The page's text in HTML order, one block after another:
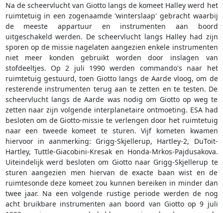
Na de scheervlucht van Giotto langs de komeet Halley werd het
ruimtetuig in een zogenaamde 'winterslaap' gebracht waarbij
de meeste appartuur en instrumenten aan boord
uitgeschakeld werden. De scheervlucht langs Halley had zijn
sporen op de missie nagelaten aangezien enkele instrumenten
niet meer konden gebruikt worden door inslagen van
stofdeeltjes. Op 2 juli 1990 werden commando's naar het
ruimtetuig gestuurd, toen Giotto langs de Aarde vloog, om de
resterende instrumenten terug aan te zetten en te testen. De
scheervlucht langs de Aarde was nodig om Giotto op weg te
zetten naar zijn volgende interplanetaire ontmoeting. ESA had
besloten om de Giotto-missie te verlengen door het ruimtetuig
naar een tweede komeet te sturen. Vijf kometen kwamen
hiervoor in aanmerking: Grigg-Skjellerup, Hartley-2, DuToit-
Hartley, Tuttle-Giacobini-Kresak en Honda-Mrkos-Pajdusakova.
Uiteindelijk werd besloten om Giotto naar Grigg-Skjellerup te
sturen aangezien men hiervan de exacte baan wist en de
ruimtesonde deze komeet zou kunnen bereiken in minder dan
twee jaar. Na een volgende rustige periode werden de nog
acht bruikbare instrumenten aan boord van Giotto op 9 juli